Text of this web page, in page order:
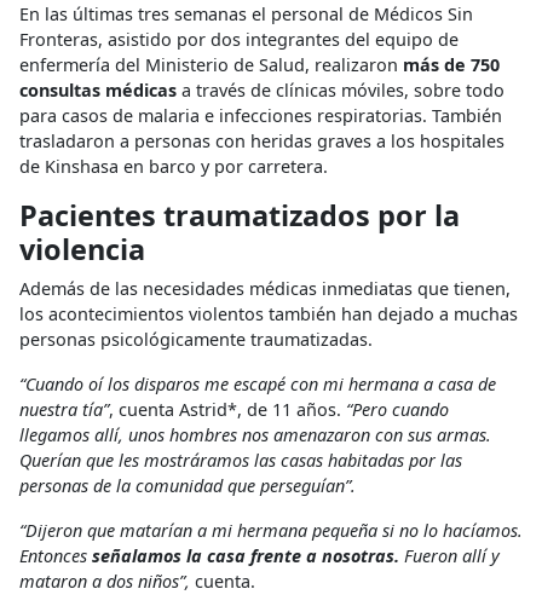
En las últimas tres semanas el personal de Médicos Sin
Fronteras, asistido por dos integrantes del equipo de
enfermería del Ministerio de Salud, realizaron más de 750
consultas médicas a través de clínicas móviles, sobre todo
para casos de malaria e infecciones respiratorias. También
trasladaron a personas con heridas graves a los hospitales
de Kinshasa en barco y por carretera.
Pacientes traumatizados por la
violencia
Además de las necesidades médicas inmediatas que tienen,
los acontecimientos violentos también han dejado a muchas
personas psicológicamente traumatizadas.
“Cuando oí los disparos me escapé con mi hermana a casa de
nuestra tía”, cuenta Astrid*, de 11 años. “Pero cuando
llegamos allí, unos hombres nos amenazaron con sus armas.
Querían que les mostráramos las casas habitadas por las
personas de la comunidad que perseguían”.
“Dijeron que matarían a mi hermana pequeña si no lo hacíamos.
Entonces señalamos la casa frente a nosotras. Fueron allí y
mataron a dos niños”, cuenta.